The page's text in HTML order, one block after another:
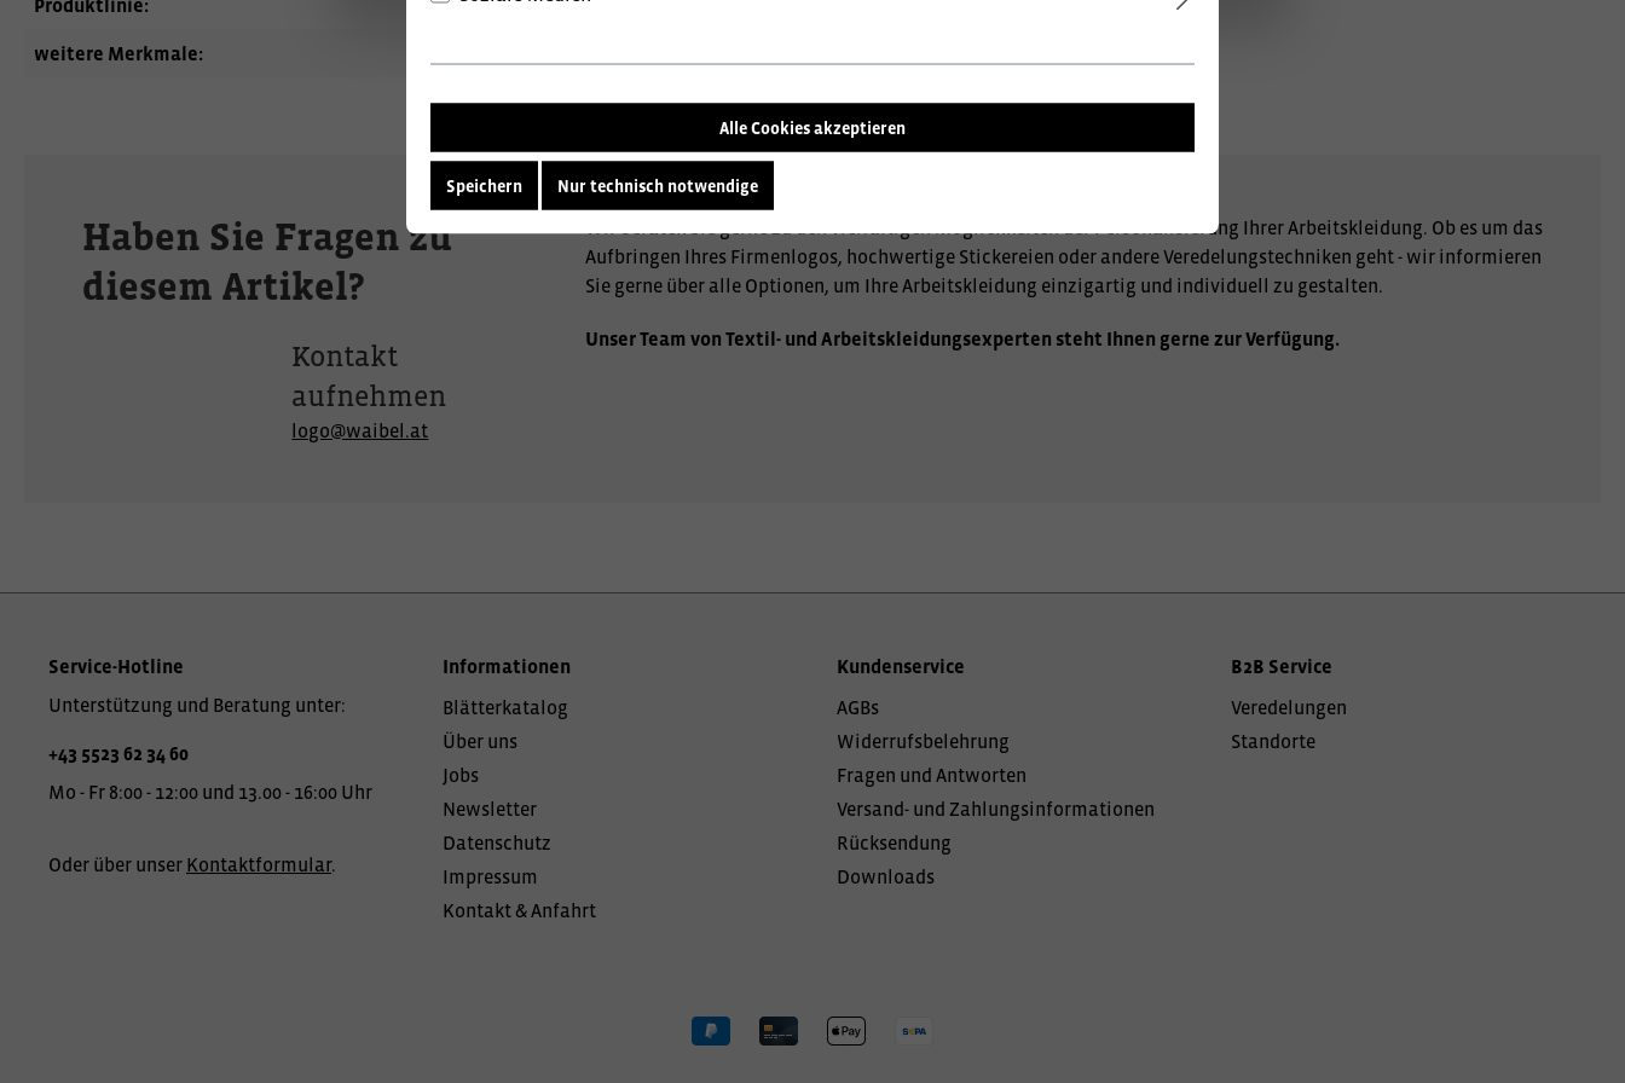
Produktlinie: Engel
weitere Merkmale:
Haben Sie Fragen zu
diesem Artikel?
Kontakt
aufnehmen
logo@waibel.at
Wir beraten Sie gerne zu den vielfältigen Möglichkeiten der Personalisierung Ihrer Arbeitskleidung. Ob es um das
Aufbringen Ihres Firmenlogos, hochwertige Stickereien oder andere Veredelungstechniken geht - wir informieren
Sie gerne über alle Optionen, um Ihre Arbeitskleidung einzigartig und individuell zu gestalten.
Unser Team von Textil- und Arbeitskleidungsexperten steht Ihnen gerne zur Verfügung.
Service-Hotline
Unterstützung und Beratung unter:
+43 5523 62 34 60
Mo - Fr 8:00 - 12:00 und 13.00 - 16:00 Uhr
Oder über unser Kontaktformular.
Informationen
Blätterkatalog
Über uns
Jobs
Newsletter
Datenschutz
Impressum
Kontakt & Anfahrt
Kundenservice
AGBs
Widerrufsbelehrung
Fragen und Antworten
Versand- und Zahlungsinformationen
Rücksendung
Downloads
B2B Service
Veredelungen
Standorte
Alle Cookies akzeptieren
Speichern Nur technisch notwendige